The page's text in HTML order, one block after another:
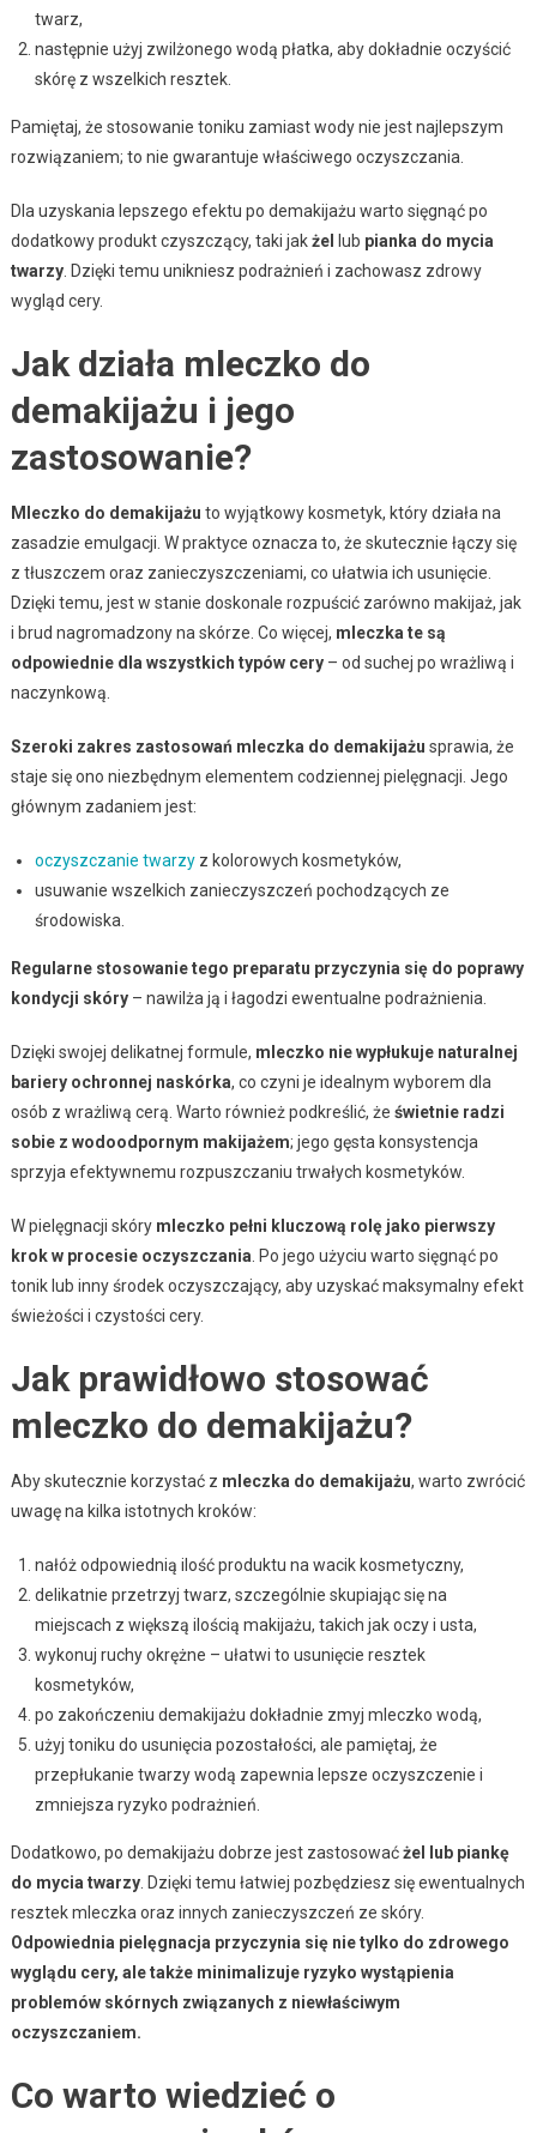
twarz,
następnie użyj zwilżonego wodą płatka, aby dokładnie oczyścić
skórę z wszelkich resztek.
Pamiętaj, że stosowanie toniku zamiast wody nie jest najlepszym
rozwiązaniem; to nie gwarantuje właściwego oczyszczania.
Dla uzyskania lepszego efektu po demakijażu warto sięgnąć po
dodatkowy produkt czyszczący, taki jakżel lub pianka do mycia
twarzy. Dzięki temu unikniesz podrażnień i zachowasz zdrowy
wygląd cery.
Jak działa mleczko do
demakijażu i jego
zastosowanie?
Mleczko do demakijażu to wyjątkowy kosmetyk, który działa na
zasadzie emulgacji. W praktyce oznacza to, że skutecznie łączy się
z tłuszczem oraz zanieczyszczeniami, co ułatwia ich usunięcie.
Dzięki temu, jest w stanie doskonale rozpuścić zarówno makijaż, jak
i brud nagromadzony na skórze. Co więcej, mleczka te są
odpowiednie dla wszystkich typów cery– od suchej po wrażliwą i
naczynkową.
Szeroki zakres zastosowań mleczka do demakijażu sprawia, że
staje się ono niezbędnym elementem codziennej pielęgnacji. Jego
głównym zadaniem jest:
oczyszczanie twarzyz kolorowych kosmetyków,
usuwanie wszelkich zanieczyszczeń pochodzących ze
środowiska.
Regularne stosowanie tego preparatu przyczynia się do poprawy
kondycji skóry– nawilża ją i łagodzi ewentualne podrażnienia.
Dzięki swojej delikatnej formule, mleczko nie wypłukuje naturalnej
bariery ochronnej naskórka, co czyni je idealnym wyborem dla
osób z wrażliwą cerą. Warto również podkreślić, że świetnie radzi
sobie z wodoodpornym makijażem; jego gęsta konsystencja
sprzyja efektywnemu rozpuszczaniu trwałych kosmetyków.
W pielęgnacji skóry mleczko pełni kluczową rolę jako pierwszy
krok w procesie oczyszczania . Po jego użyciu warto sięgnąć po
tonik lub inny środek oczyszczający, aby uzyskać maksymalny efekt
świeżości i czystości cery.
Jak prawidłowo stosować
mleczko do demakijażu?
Aby skutecznie korzystać z mleczka do demakijażu, warto zwrócić
uwagę na kilka istotnych kroków:
nałóż odpowiednią ilość produktu na wacik kosmetyczny,
delikatnie przetrzyj twarz, szczególnie skupiając się na
miejscach z większą ilością makijażu, takich jak oczy i usta,
wykonuj ruchy okrężne – ułatwi to usunięcie resztek
kosmetyków,
po zakończeniu demakijażu dokładnie zmyj mleczko wodą,
użyj toniku do usunięcia pozostałości, ale pamiętaj, że
przepłukanie twarzy wodą zapewnia lepsze oczyszczenie i
zmniejsza ryzyko podrażnień.
Dodatkowo, po demakijażu dobrze jest zastosowaćżel lub piankę
do mycia twarzy. Dzięki temu łatwiej pozbędziesz się ewentualnych
resztek mleczka oraz innych zanieczyszczeń ze skóry.
Odpowiednia pielęgnacja przyczynia się nie tylko do zdrowego
wyglądu cery, ale także minimalizuje ryzyko wystąpienia
problemów skórnych związanych z niewłaściwym
oczyszczaniem.
Co warto wiedzieć o